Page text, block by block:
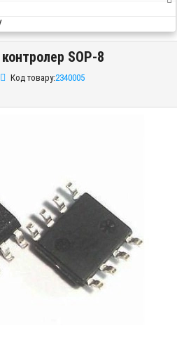
SOP-8 SOP-8
Код товару:2340005